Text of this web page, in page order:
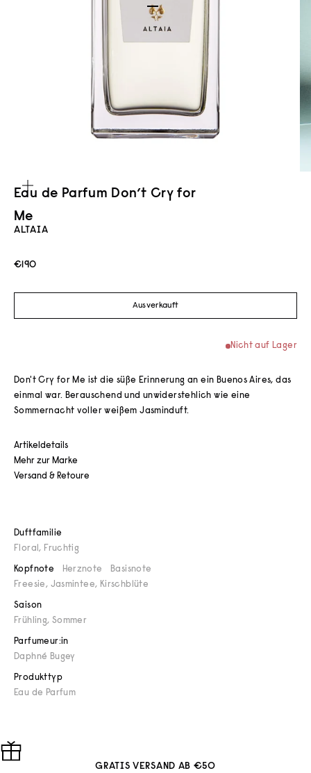
Duftfamilie
Floral, Fruchtig
Kopfnote Herznote
Basisnote
Freesie, Jasmintee, Kirschblüte
Saison
Frühling, Sommer
Parfumeur:in
Daphné Bugey
Produkttyp
Eau de Parfum
Gehe zu Element 1
Gehe zu Element 2
Eau de Parfum Don’t Cry for
Me
ALTAIA
Angebot
€190
Ausverkauft
Nicht auf Lager
Don't Cry for Me ist die süße Erinnerung an ein Buenos Aires, das
einmal war. Berauschend und unwiderstehlich wie eine
Sommernacht voller weißem Jasminduft.
Artikeldetails
Mehr zur Marke
Versand & Retoure
GRATIS VERSAND AB €50